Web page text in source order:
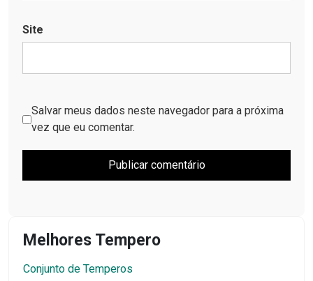
Site
Salvar meus dados neste navegador para a próxima
vez que eu comentar.
Melhores Tempero
Conjunto de Temperos